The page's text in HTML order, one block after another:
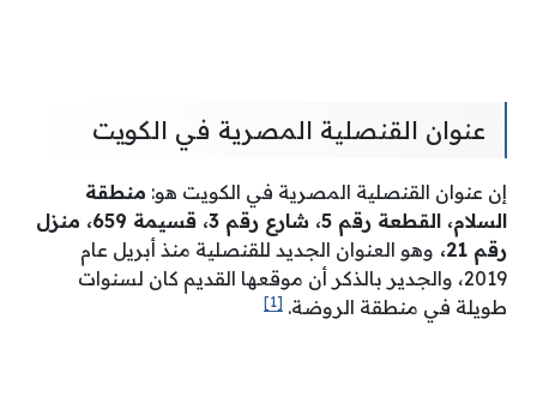
عنوان القنصلية المصرية في الكويت
إن عنوان القنصلية المصرية في الكويت هو: منطقة
السلام، القطعة رقم 5، شارع رقم 3، قسيمة 659، منزل
رقم 21،
وهو العنوان الجديد للقنصلية منذ أبريل عام
2019، والجدير بالذكر أن موقعها القديم كان لسنوات
طويلة في منطقة الروضة. [1]